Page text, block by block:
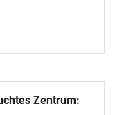
Zentrum: